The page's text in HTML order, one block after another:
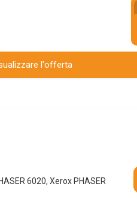
l'offerta
6020, Xerox PHASER